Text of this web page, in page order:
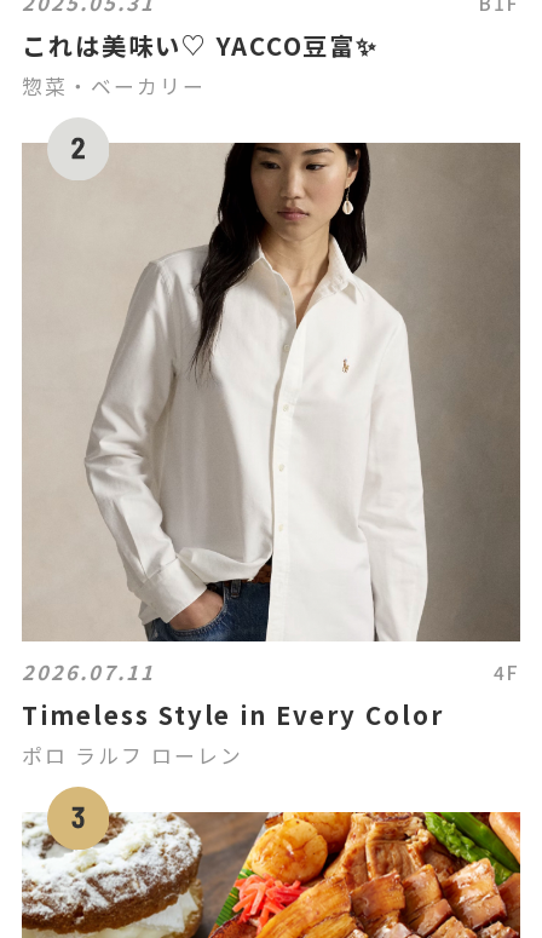
これは美味い♡ YACCO豆富✨
惣菜・ベーカリー
2026.07.11 4F
Timeless Style in Every Color
ポロ ラルフ ローレン